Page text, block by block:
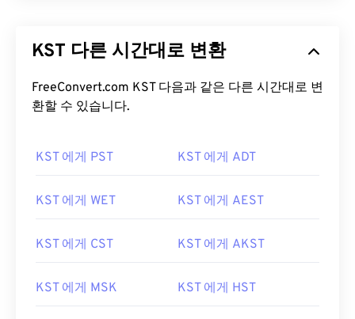
KST 다른 시간대로 변환
FreeConvert.com KST 다음과 같은 다른 시간대로 변
환할 수 있습니다.
KST 에게 PST KST 에게 ADT
KST 에게 WET KST 에게 AEST
KST 에게 CST KST 에게 AKST
KST 에게 MSK KST 에게 HST